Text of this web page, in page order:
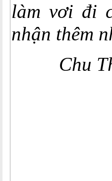
làm vơi đi
nhận thêm
Chu